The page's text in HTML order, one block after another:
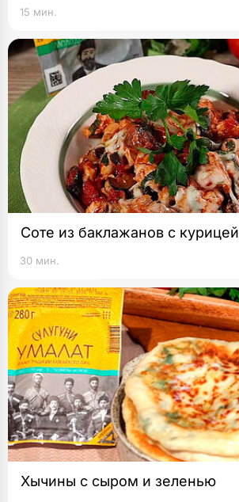
15 мин.
Соте из баклажанов с курицей
30 мин.
Хычины с сыром и зеленью